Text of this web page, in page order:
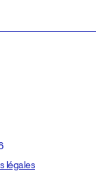
légales